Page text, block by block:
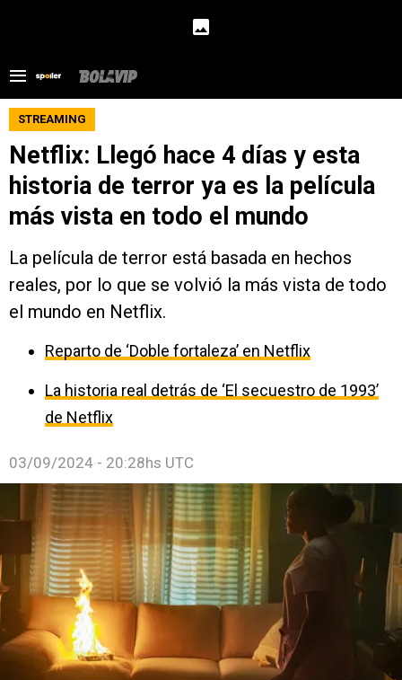
STREAMING
Netflix: Llegó hace 4 días y esta
historia de terror ya es la película
más vista en todo el mundo
La película de terror está basada en hechos
reales, por lo que se volvió la más vista de todo
el mundo en Netflix.
Reparto de ‘Doble fortaleza’ en Netflix
La historia real detrás de ‘El secuestro de 1993’
de Netflix
03/09/2024 - 20:28hs UTC